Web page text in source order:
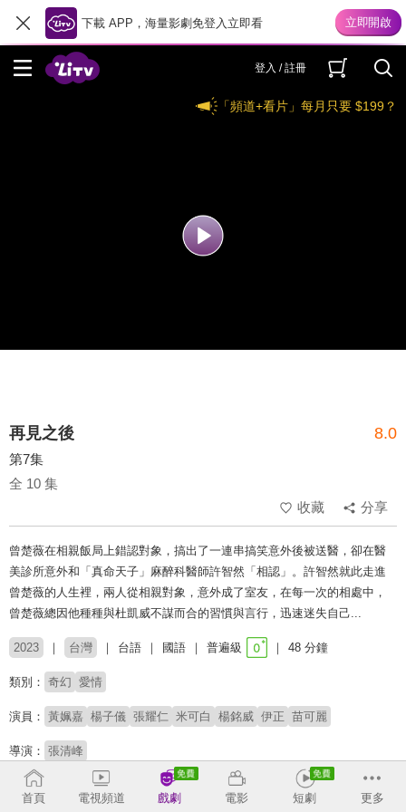
下載 APP，海量影劇免登入立即看
登入 / 註冊
「頻道+看片」每月只要 $199？
再見之後 8.0
第7集
全 10 集
收藏
分享
曾楚薇在相親飯局上錯認對象，搞出了一連串搞笑意外後被送醫，卻在醫
美診所意外和「真命天子」麻醉科醫師許智然「相認」。許智然就此走進
曾楚薇的人生裡，兩人從相親對象，意外成了室友，在每一次的相處中，
曾楚薇總因他種種與杜凱威不謀而合的習慣與言行，迅速迷失自己...
2023 台灣 台語 國語 普遍級 48 分鐘
類別： 奇幻 愛情
演員： 黃姵嘉 楊子儀 張耀仁 米可白 楊銘威 伊正 苗可麗
導演： 張清峰
首頁 電視頻道 戲劇 電影 短劇 更多